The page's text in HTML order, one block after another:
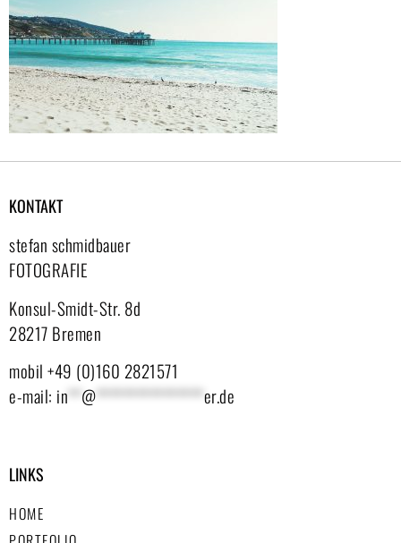
KONTAKT
stefan schmidbauer
FOTOGRAFIE
Konsul-Smidt-Str. 8d
28217 Bremen
mobil +49 (0)160 2821571
e-mail: in**@****************er.de
LINKS
HOME